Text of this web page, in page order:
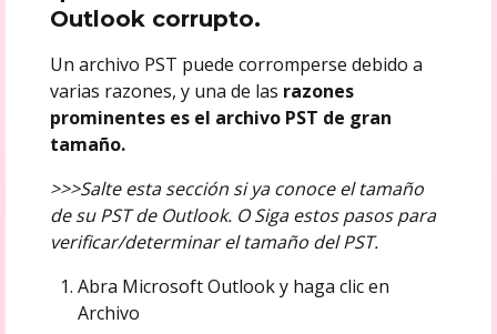
Outlook corrupto.
Un archivo PST puede corromperse debido a
varias razones, y una de las razones
prominentes es el archivo PST de gran
tamaño.
>>>Salte esta sección si ya conoce el tamaño
de su PST de Outlook. O Siga estos pasos para
verificar/determinar el tamaño del PST.
Abra Microsoft Outlook y haga clic en
Archivo